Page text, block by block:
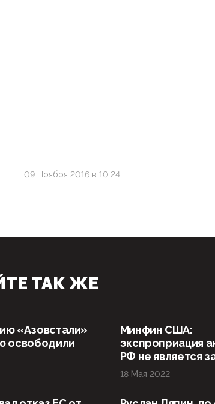
09 Ноября 2016 в 10:24
ТАК ЖЕ
«Азовстали»
освободили
Минфин США:
экспроприация
РФ не является
18 Мая 2022